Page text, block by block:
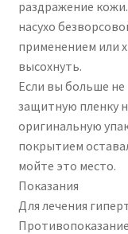
раздражение
насухо
применением или
высохнуть.
Если вы больше не
защитную пленку
оригинальную
покрытием
мойте это место.
Показания
Для лечения
Противопоказание